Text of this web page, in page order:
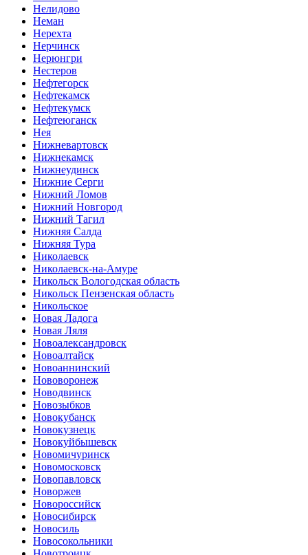
Нелидово
Неман
Нерехта
Нерчинск
Нерюнгри
Нестеров
Нефтегорск
Нефтекамск
Нефтекумск
Нефтеюганск
Нея
Нижневартовск
Нижнекамск
Нижнеудинск
Нижние Серги
Нижний Ломов
Нижний Новгород
Нижний Тагил
Нижняя Салда
Нижняя Тура
Николаевск
Николаевск-на-Амуре
Никольск Вологодская область
Никольск Пензенская область
Никольское
Новая Ладога
Новая Ляля
Новоалександровск
Новоалтайск
Новоаннинский
Нововоронеж
Новодвинск
Новозыбков
Новокубанск
Новокузнецк
Новокуйбышевск
Новомичуринск
Новомосковск
Новопавловск
Новоржев
Новороссийск
Новосибирск
Новосиль
Новосокольники